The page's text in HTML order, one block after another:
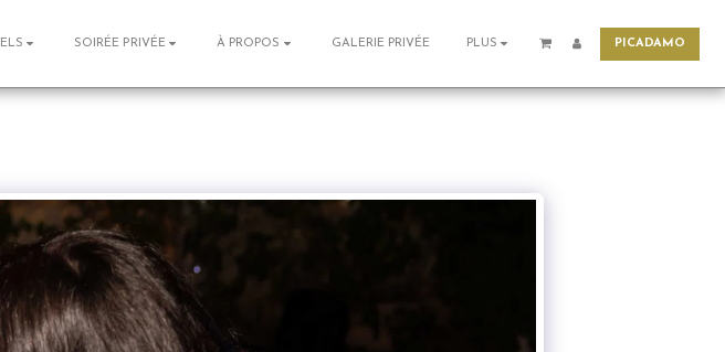
SOIRÉE PRIVÉE À PROPOS GALERIE PRIVÉE PLUS PICADAMO